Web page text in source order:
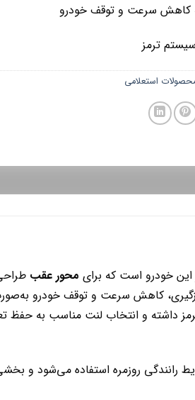
کاهش سرعت و توقف خودرو
ترمز
استعلامی
خودرو است که برای محور عقب
کاهش سرعت و توقف خودرو
کلی سیستم ترمز داشته و انتخاب لنت مناسب به
رانندگی روزمره استفاده می‌شود و